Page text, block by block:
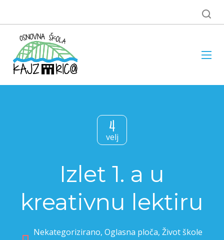
4
velj
Izlet 1. a u
kreativnu lektiru
Nekategorizirano, Oglasna ploča, Život škole